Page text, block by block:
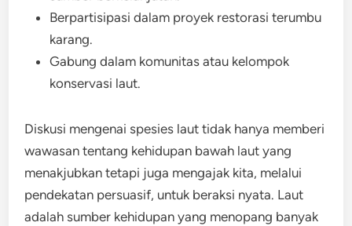
Berpartisipasi dalam proyek restorasi terumbu
karang.
Gabung dalam komunitas atau kelompok
konservasi laut.
Diskusi mengenai spesies laut tidak hanya memberi
wawasan tentang kehidupan bawah laut yang
menakjubkan tetapi juga mengajak kita, melalui
pendekatan persuasif, untuk beraksi nyata. Laut
adalah sumber kehidupan yang menopang banyak